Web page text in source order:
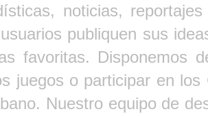
noticias,
publiquen sus
favoritas. Disponemos
juegos o participar en
Nuestro equipo de